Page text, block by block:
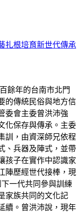
扎根培育新世代傳承
餘年的台南市北門
的傳統民俗與地方信
委會主委曾洪沛強
化保存與傳承。主委
訓，由資深師兄依程
、兵器及陣式，並帶
孩子在實作中認識家
陣歷經世代接棒，現
一代共同參與訓練
家族共同的文化記
續。曾洪沛說，現年